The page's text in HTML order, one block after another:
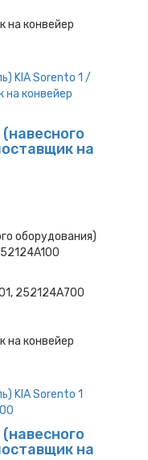
на конвейер
на
оборудования)
252124A700
на конвейер
на